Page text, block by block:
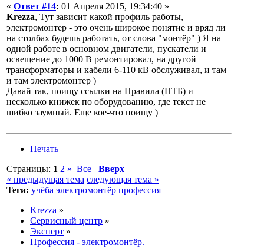
« Ответ #14: 01 Апреля 2015, 19:34:40 »
Krezza, Тут зависит какой профиль работы,
электромонтер - это очень широкое понятие и вряд ли
на столбах будешь работать, от слова "монтёр" ) Я на
одной работе в основном двигатели, пускатели и
освещение до 1000 В ремонтировал, на другой
трансформаторы и кабели 6-110 кВ обслуживал, и там
и там электромонтер )
Давай так, поищу ссылки на Правила (ПТБ) и
несколько книжек по оборудованию, где текст не
шибко заумный. Еще кое-что поищу )
Печать
Страницы: 1 2 » Все
Вверх
« предыдущая тема следующая тема »
Теги: учёба электромонтёр профессия
Krezza »
Сервисный центр »
Эксперт »
Профессия - электромонтёр.